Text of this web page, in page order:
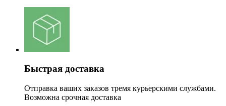
Быстрая доставка
Отправка ваших заказов тремя курьерскими службами.
Возможна срочная доставка